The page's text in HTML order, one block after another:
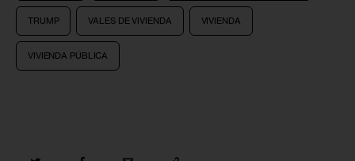
TRUMP VALES DE VIVIENDA VIVIENDA
VIVIENDA PÚBLICA